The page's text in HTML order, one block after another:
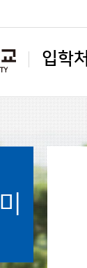
입학처
대학
학처